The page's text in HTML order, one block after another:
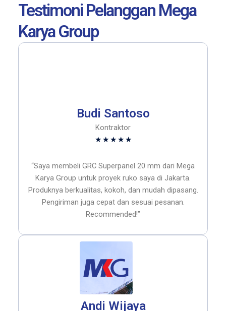
Testimoni Pelanggan Mega
Karya Group
Budi Santoso
Kontraktor
★ ★ ★ ★ ★Rated
out
of
5
“Saya membeli GRC Superpanel 20 mm dari Mega
Karya Group untuk proyek ruko saya di Jakarta.
Produknya berkualitas, kokoh, dan mudah dipasang.
Pengiriman juga cepat dan sesuai pesanan.
Recommended!”
Andi Wijaya